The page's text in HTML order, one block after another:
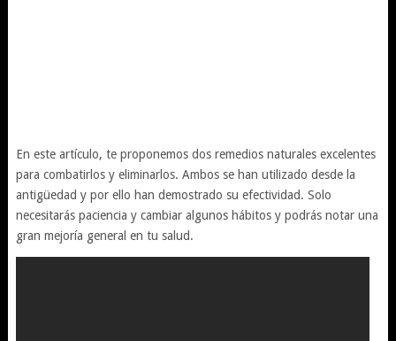
En este artículo, te proponemos dos remedios naturales excelentes
para combatirlos y eliminarlos. Ambos se han utilizado desde la
antigüedad y por ello han demostrado su efectividad. Solo
necesitarás paciencia y cambiar algunos hábitos y podrás notar una
gran mejoría general en tu salud.